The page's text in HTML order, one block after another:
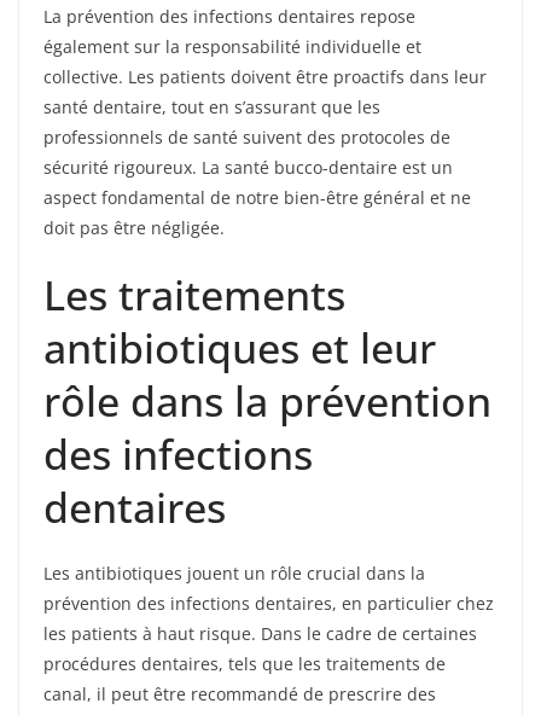
La prévention des infections dentaires repose
également sur la responsabilité individuelle et
collective. Les patients doivent être proactifs dans leur
santé dentaire, tout en s’assurant que les
professionnels de santé suivent des protocoles de
sécurité rigoureux. La santé bucco-dentaire est un
aspect fondamental de notre bien-être général et ne
doit pas être négligée.
Les traitements
antibiotiques et leur
rôle dans la prévention
des infections
dentaires
Les antibiotiques jouent un rôle crucial dans la
prévention des infections dentaires, en particulier chez
les patients à haut risque. Dans le cadre de certaines
procédures dentaires, tels que les traitements de
canal, il peut être recommandé de prescrire des